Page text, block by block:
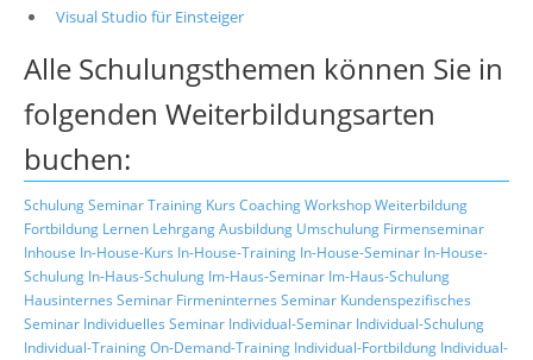
Visual Studio für Einsteiger
Alle Schulungsthemen können Sie in
folgenden Weiterbildungsarten
buchen:
SchulungSeminarTraining Kurs CoachingWorkshopWeiterbildung
Fortbildung Lernen LehrgangAusbildung Umschulung Firmenseminar
Inhouse In-House-Kurs In-House-Training In-House-Seminar In-House-
Schulung In-Haus-Schulung Im-Haus-Seminar Im-Haus-Schulung
Hausinternes Seminar Firmeninternes Seminar Kundenspezifisches
Seminar Individuelles Seminar Individual-Seminar Individual-Schulung
Individual-TrainingOn-Demand-Training Individual-Fortbildung Individual-